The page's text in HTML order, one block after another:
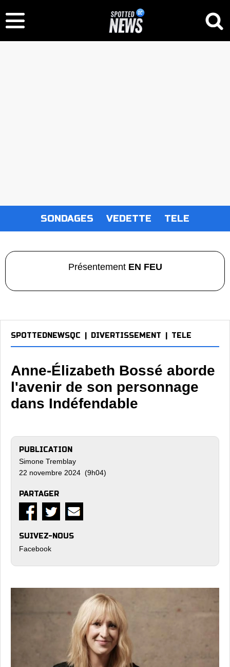
SONDAGES VEDETTE TELE
Présentement EN FEU
SPOTTEDNEWSQC DIVERTISSEMENT TELE
Anne-Élizabeth Bossé aborde
l'avenir de son personnage
dans Indéfendable
PUBLICATION
Simone Tremblay
22 novembre 2024 (9h04)
PARTAGER
SUIVEZ-NOUS
Facebook